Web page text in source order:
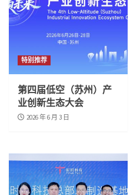
特别推荐
第四届低空（苏州）产
业创新生态大会
2026 年 6 月 3 日